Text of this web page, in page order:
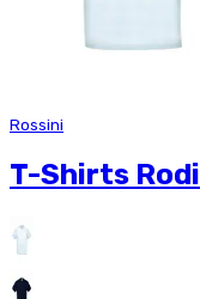
Rossini
T-Shirts Rodi